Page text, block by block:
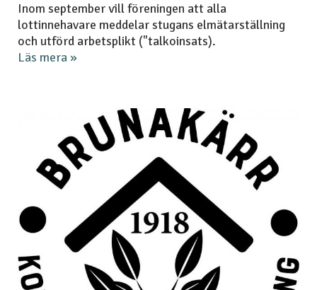
Inom september vill föreningen att alla
lottinnehavare meddelar stugans elmätarställning
och utförd arbetsplikt ("talkoinsats).
Läs mera »